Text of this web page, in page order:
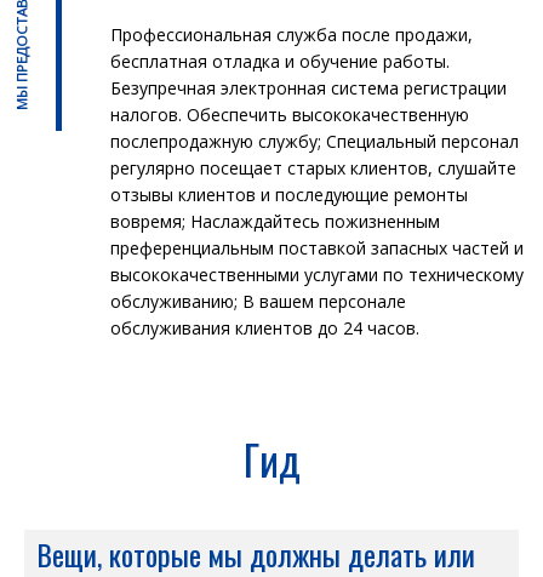
МЫ ПРЕДОСТАВЛЯЕМ
Профессиональная служба после продажи,
бесплатная отладка и обучение работы.
Безупречная электронная система регистрации
налогов. Обеспечить высококачественную
послепродажную службу; Специальный персонал
регулярно посещает старых клиентов, слушайте
отзывы клиентов и последующие ремонты
вовремя; Наслаждайтесь пожизненным
преференциальным поставкой запасных частей и
высококачественными услугами по техническому
обслуживанию; В вашем персонале
обслуживания клиентов до 24 часов.
Гид
Вещи, которые мы должны делать или